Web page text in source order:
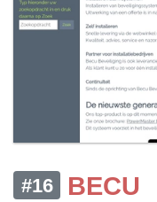
#16
BECU